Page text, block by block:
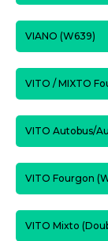
VIANO (W639)
VITO / MIXTO
VITO Autobus/
VITO Fourgon
VITO Mixto